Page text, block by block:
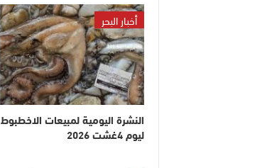
أخبار البحر
النشرة اليومية لمبيعات الاخطبوط
ليوم 4غشت 2026